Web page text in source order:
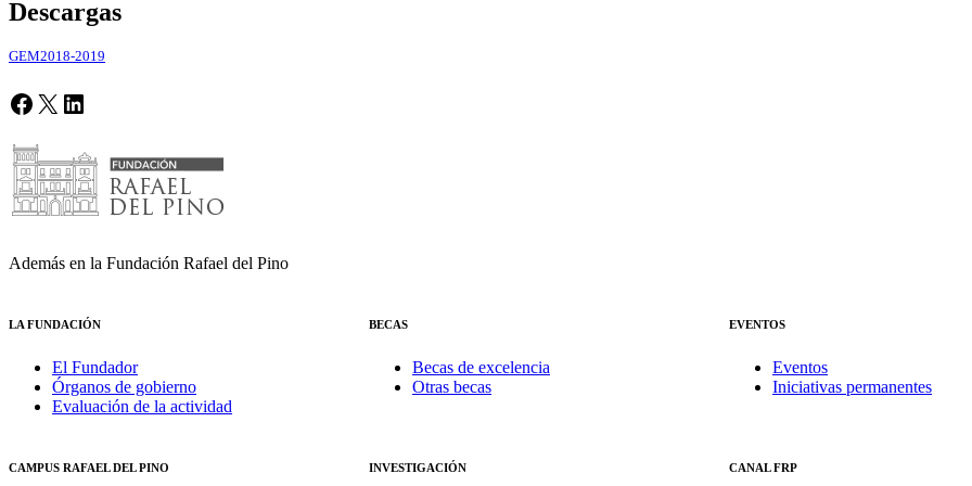
Descargas
GEM2018-2019
Facebook
X LinkedIn
Además en la Fundación Rafael del Pino
LA FUNDACIÓN
El Fundador
Órganos de gobierno
Evaluación de la actividad
BECAS
Becas de excelencia
Otras becas
EVENTOS
Eventos
Iniciativas permanentes
CAMPUS RAFAEL DEL PINO INVESTIGACIÓN CANAL FRP